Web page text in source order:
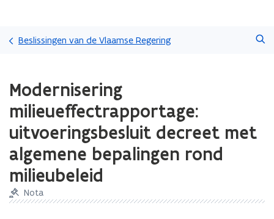
en
naar
Beslissingen van de Vlaamse Regering
met
laden.
bevindt
zich
op:
Modernisering
milieueffectrapportage:
uitvoeringsbesluit
decreet
Modernisering
milieueffectrapportage:
uitvoeringsbesluit decreet met
algemene bepalingen rond
milieubeleid
Nota